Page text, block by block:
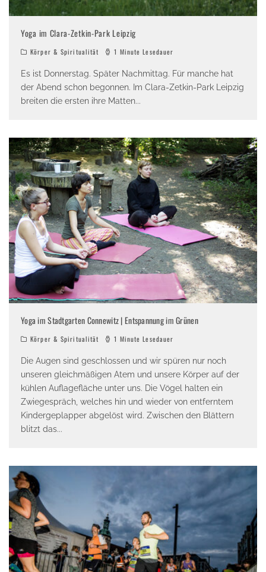
Yoga im Clara-Zetkin-Park Leipzig
Körper & Spiritualität 1 Minute Lesedauer
Es ist Donnerstag. Später Nachmittag. Für manche hat
der Abend schon begonnen. Im Clara-Zetkin-Park Leipzig
breiten die ersten ihre Matten...
Yoga im Stadtgarten Connewitz | Entspannung im Grünen
Körper & Spiritualität 1 Minute Lesedauer
Die Augen sind geschlossen und wir spüren nur noch
unseren gleichmäßigen Atem und unsere Körper auf der
kühlen Auflagefläche unter uns. Die Vögel halten ein
Zwiegespräch, welches hin und wieder von entferntem
Kindergeplapper abgelöst wird. Zwischen den Blättern
blitzt das...